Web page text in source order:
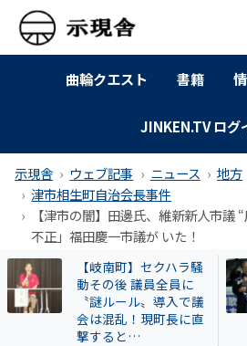
曲輪クエスト 書籍
JINKEN.TV ログ
示現舎 ウェブ記事 ニュース
地方
津市相生町自治会長事件
【津市の闇】田邊氏、維新新人市議
不正」福田慶一市議が いた！
【和歌山自民】世耕弘
成氏が復党で 保守分裂
の和歌山市長選にも影
響 ！世耕派・尾崎太郎
県議が有力候補へ